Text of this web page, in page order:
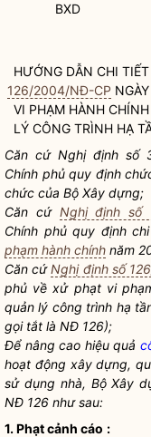
BXD
HƯỚNG DẪN CHI
126/2004/NĐ-CP
VI PHẠM HÀNH
LÝ CÔNG TRÌNH HẠ
Căn cứ Nghị định số
Chính phủ quy định
chức của Bộ Xây dựng;
Căn cứ Nghị định số
Chính phủ quy định
phạm hành chính năm
Căn cứNghị định số
phủ về xử phạt vi
quản lý công trình hạ
gọi tắt là NĐ 126);
Để nâng cao hiệu quả
hoạt động xây dựng,
sử dụng nhà, Bộ Xây
NĐ 126 như sau:
1. Phạt cảnh cáo :